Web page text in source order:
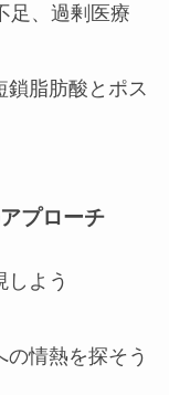
足、過剰医療
脂肪酸とポス
プローチ
しよう
情熱を探そう